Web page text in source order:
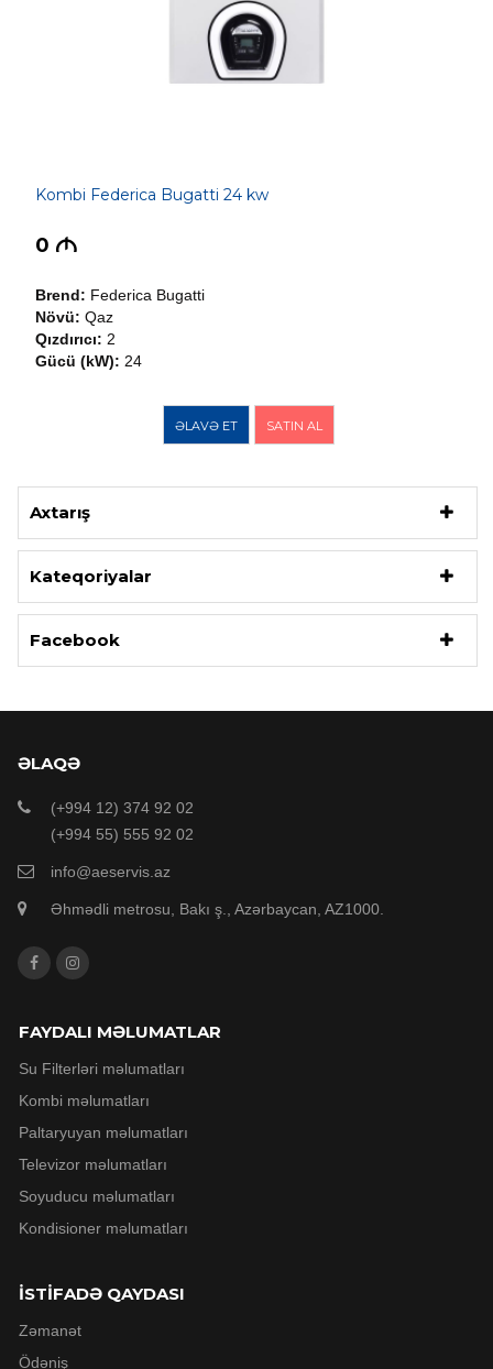
Kombi Federica Bugatti 24 kw
0 M
Brend: Federica Bugatti
Növü: Qaz
Qızdırıcı: 2
Gücü (kW): 24
ƏLAVƏ ET SATIN AL
Axtarış
Kateqoriyalar
Facebook
ƏLAQƏ
(+994 12) 374 92 02
(+994 55) 555 92 02
info@aeservis.az
Əhmədli metrosu, Bakı ş., Azərbaycan, AZ1000.
FAYDALI MƏLUMATLAR
Su Filterləri məlumatları
Kombi məlumatları
Paltaryuyan məlumatları
Televizor məlumatları
Soyuducu məlumatları
Kondisioner məlumatları
İSTİFADƏ QAYDASI
Zəmanət
Ödəniş